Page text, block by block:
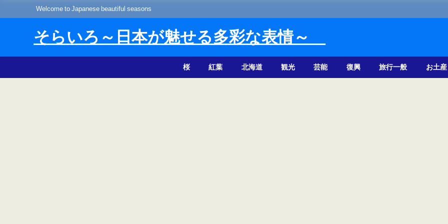
Welcome to Japanese beautiful seasons
そらいろ～日本が魅せる多彩な表情～
桜 紅葉 北海道 観光 芸能 復興 旅行一般 お土